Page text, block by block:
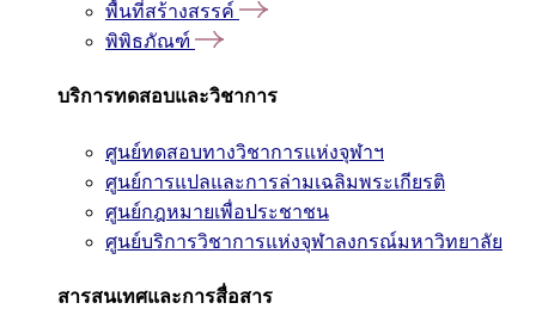
พื้นที่สร้างสรรค์
พิพิธภัณฑ์
บริการทดสอบและวิชาการ
ศูนย์ทดสอบทางวิชาการแห่งจุฬาฯ
ศูนย์การแปลและการล่ามเฉลิมพระเกียรติ
ศูนย์กฎหมายเพื่อประชาชน
ศูนย์บริการวิชาการแห่งจุฬาลงกรณ์มหาวิทยาลัย
สารสนเทศและการสื่อสาร